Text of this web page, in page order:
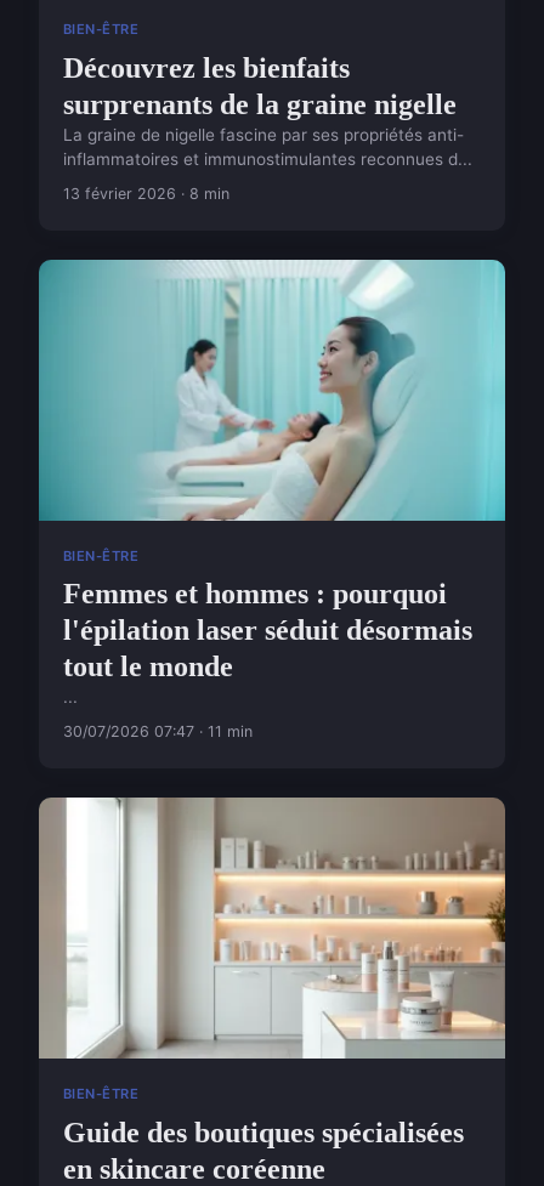
BIEN-ÊTRE
Découvrez les bienfaits
surprenants de la graine nigelle
La graine de nigelle fascine par ses propriétés anti-
inflammatoires et immunostimulantes reconnues d...
13 février 2026 · 8 min
BIEN-ÊTRE
Femmes et hommes : pourquoi
l'épilation laser séduit désormais
tout le monde
...
30/07/2026 07:47 · 11 min
BIEN-ÊTRE
Guide des boutiques spécialisées
en skincare coréenne